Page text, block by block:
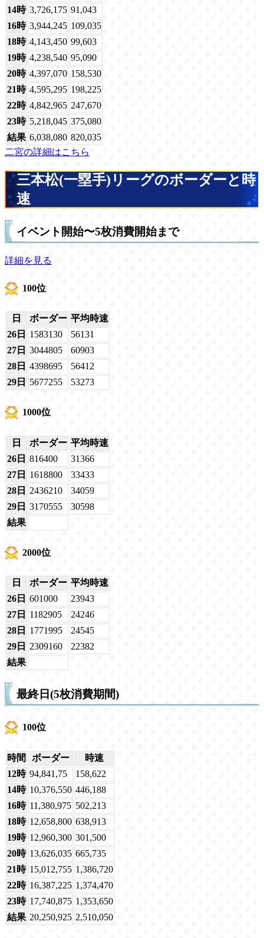
14時 3,726,175 91,043
16時 3,944,245 109,035
18時 4,143,450 99,603
19時 4,238,540 95,090
20時 4,397,070 158,530
21時 4,595,295 198,225
22時 4,842,965 247,670
23時 5,218,045 375,080
結果 6,038,080 820,035
二宮の詳細はこちら
三本松(一塁手)リーグのボーダーと時
速
イベント開始〜5枚消費開始まで
詳細を見る
100位
日 ボーダー 平均時速
26日
1583130
56131
27日 3044805
60903
28日 4398695
56412
29日
5677255 53273
1000位
日 ボーダー 平均時速
26日 816400
31366
27日
1618800
33433
28日
2436210
34059
29日 3170555
30598
結果
2000位
日 ボーダー 平均時速
26日 601000
23943
27日
1182905
24246
28日
1771995
24545
29日
2309160
22382
結果
最終日(5枚消費期間)
100位
時間 ボーダー
時速
12時 94,841,75
158,622
14時 10,376,550 446,188
16時 11,380,975 502,213
18時 12,658,800 638,913
19時 12,960,300 301,500
20時 13,626,035 665,735
21時 15,012,755 1,386,720
22時 16,387,225 1,374,470
23時 17,740,875 1,353,650
結果 20,250,925 2,510,050